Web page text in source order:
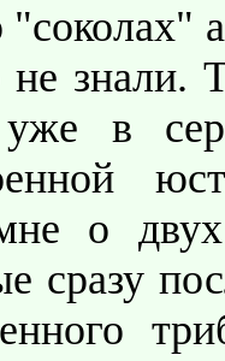
не знали.
в
о
сразу